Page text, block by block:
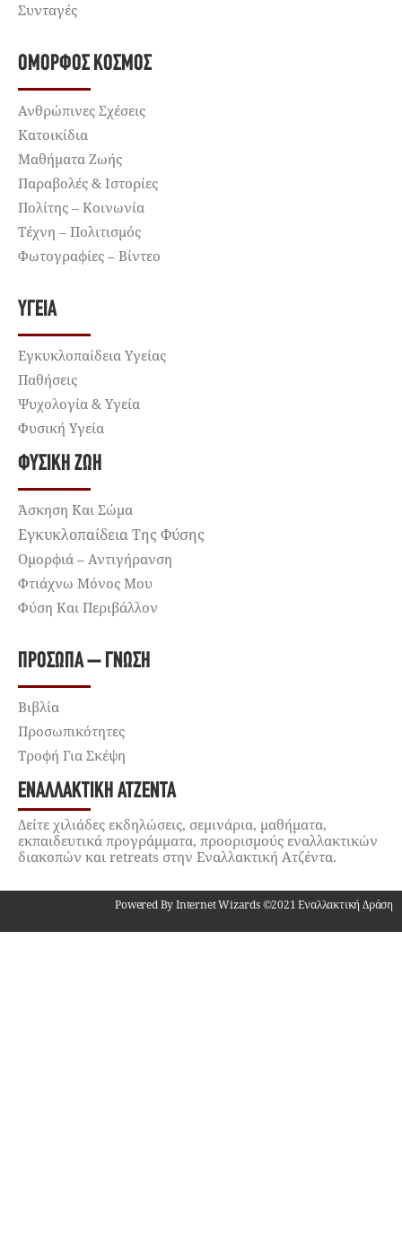
Συνταγές
ΌΜΟΡΦΟΣ ΚΌΣΜΟΣ
Ανθρώπινες Σχέσεις
Κατοικίδια
Μαθήματα Ζωής
Παραβολές & Ιστορίες
Πολίτης – Κοινωνία
Τέχνη – Πολιτισμός
Φωτογραφίες – Βίντεο
ΥΓΕΊΑ
Εγκυκλοπαίδεια Υγείας
Παθήσεις
Ψυχολογία & Υγεία
Φυσική Υγεία
ΦΥΣΙΚΉ ΖΩΉ
Άσκηση Και Σώμα
Εγκυκλοπαίδεια Της Φύσης
Ομορφιά – Αντιγήρανση
Φτιάχνω Μόνος Μου
Φύση Και Περιβάλλον
ΠΡΌΣΩΠΑ – ΓΝΏΣΗ
Βιβλία
Προσωπικότητες
Τροφή Για Σκέψη
ΕΝΑΛΛΑΚΤΙΚΉ ΑΤΖΈΝΤΑ
Δείτε χιλιάδες εκδηλώσεις, σεμινάρια, μαθήματα,
εκπαιδευτικά προγράμματα, προορισμούς εναλλακτικών
διακοπών και retreats στην Εναλλακτική Ατζέντα.
Powered By Internet Wizards ©2021 Εναλλακτική Δράση